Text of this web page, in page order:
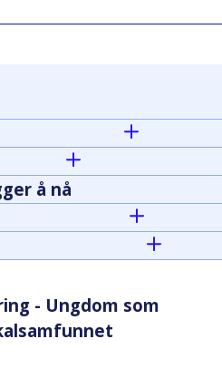
å nå
- Ungdom som